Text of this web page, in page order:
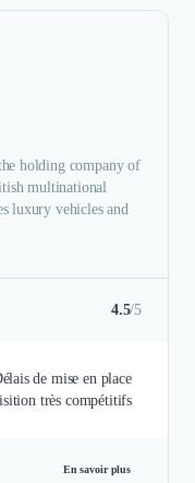
holding company of
multinational
luxury vehicles and
4.5/5
de mise en place
très compétitifs
En savoir plus